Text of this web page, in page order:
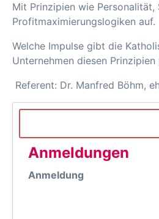
Mit Prinzipien wie
Profitmaximierungslogiken auf.
Welche Impulse gibt die
Unternehmen diesen
Referent: Dr. Manfred Böhm,
Anmeldungen
Anmeldung